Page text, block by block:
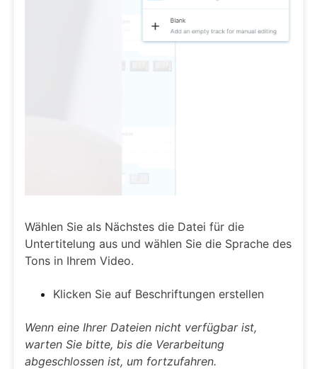
Wählen Sie als Nächstes die Datei für die
Untertitelung aus und wählen Sie die Sprache des
Tons in Ihrem Video.
Klicken Sie auf Beschriftungen erstellen
Wenn eine Ihrer Dateien nicht verfügbar ist,
warten Sie bitte, bis die Verarbeitung
abgeschlossen ist, um fortzufahren.